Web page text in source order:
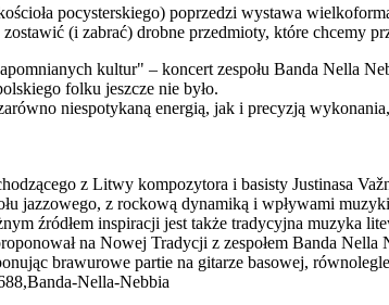
pocysterskiego) poprzedzi wystawa
(i zabrać) drobne przedmioty, które chcemy
kultur" – koncert zespołu Banda Nella
folku jeszcze nie było.
niespotykaną energią, jak i precyzją
z Litwy kompozytora i basisty Justinasa
jazzowego, z rockową dynamiką i wpływami
źródłem inspiracji jest także tradycyjna muzyka
na Nowej Tradycji z zespołem Banda
brawurowe partie na gitarze basowej,
Nella-Nebbia